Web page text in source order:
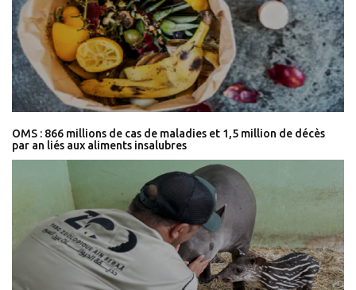
OMS : 866 millions de cas de maladies et 1,5 million de décès
par an liés aux aliments insalubres